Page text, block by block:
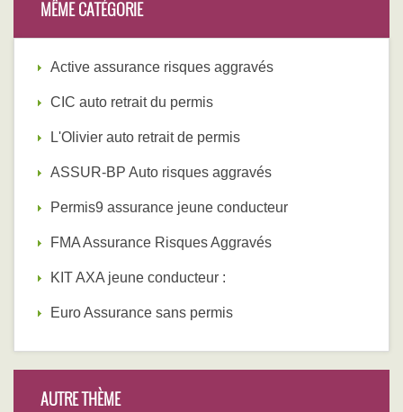
MÊME CATÉGORIE
Active assurance risques aggravés
CIC auto retrait du permis
L'Olivier auto retrait de permis
ASSUR-BP Auto risques aggravés
Permis9 assurance jeune conducteur
FMA Assurance Risques Aggravés
KIT AXA jeune conducteur :
Euro Assurance sans permis
AUTRE THÈME